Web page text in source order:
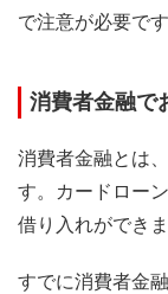
で注意が必要です
消費者金融で
消費者金融とは
す。カードロー
借り入れができま
すでに消費者金